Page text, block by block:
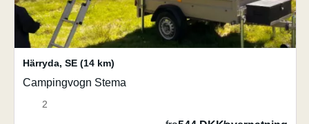
Härryda, SE (14 km)
Campingvogn Stema
2